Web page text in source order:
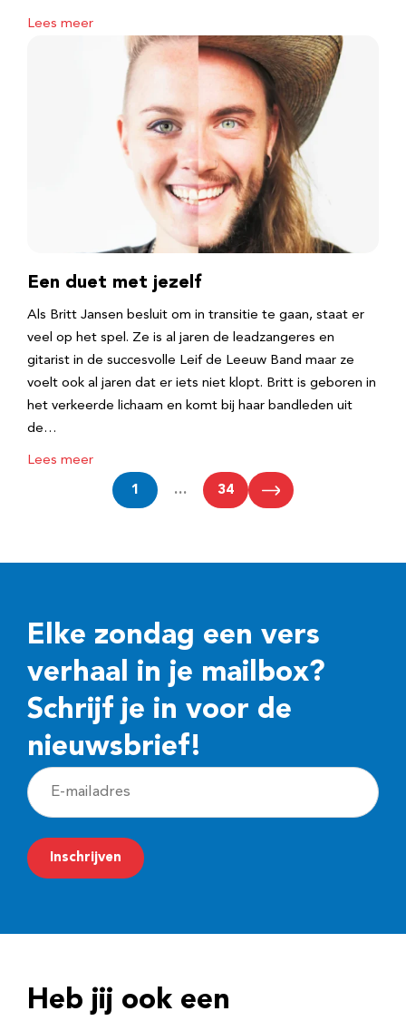
Lees meer
Een duet met jezelf
Als Britt Jansen besluit om in transitie te gaan, staat er
veel op het spel. Ze is al jaren de leadzangeres en
gitarist in de succesvolle Leif de Leeuw Band maar ze
voelt ook al jaren dat er iets niet klopt. Britt is geboren in
het verkeerde lichaam en komt bij haar bandleden uit
de…
Lees meer
1 … 34
Elke zondag een vers
verhaal in je mailbox?
Schrijf je in voor de
nieuwsbrief!
E
-
m
a
r
Inschrijven
Heb jij ook een